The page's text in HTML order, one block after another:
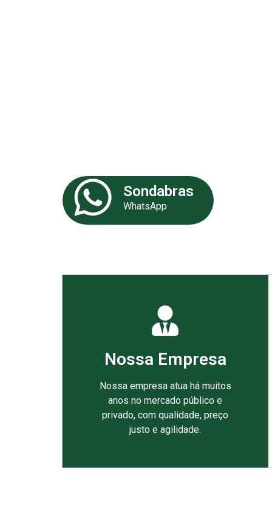
Sondabras
WhatsApp
Nossa Empresa
Nossa empresa atua há muitos
anos no mercado público e
privado, com qualidade, preço
justo e agilidade.